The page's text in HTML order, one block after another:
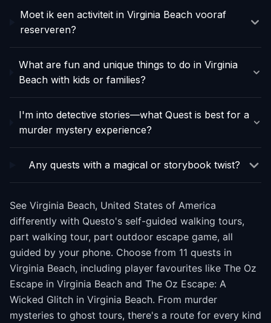
Moet ik een activiteit in Virginia Beach vooraf
reserveren?
What are fun and unique things to do in Virginia
Beach with kids or families?
I'm into detective stories—what Quest is best for a
murder mystery experience?
Any quests with a magical or storybook twist?
See Virginia Beach, United States of America
differently with Questo's self-guided walking tours,
part walking tour, part outdoor escape game, all
guided by your phone. Choose from 11 quests in
Virginia Beach, including player favourites like The Oz
Escape in Virginia Beach and The Oz Escape: A
Wicked Glitch in Virginia Beach. From murder
mysteries to ghost tours, there's a route for every kind